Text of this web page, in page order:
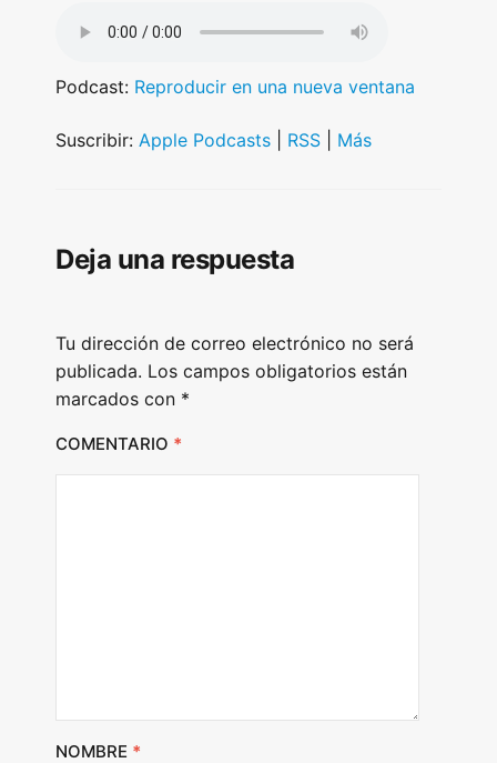
Podcast: Reproducir en una nueva ventana
Suscribir: Apple Podcasts RSS Más
Deja una respuesta
Tu dirección de correo electrónico no será
publicada. Los campos obligatorios están
marcados con *
COMENTARIO *
NOMBRE *